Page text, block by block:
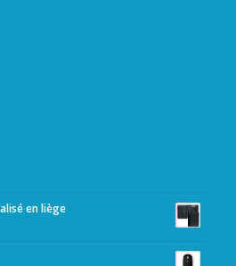
en liège